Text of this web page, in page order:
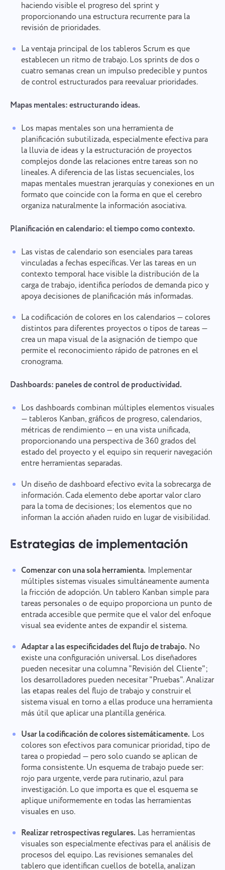
haciendo visible el progreso del sprint y
proporcionando una estructura recurrente para la
revisión de prioridades.
La ventaja principal de los tableros Scrum es que
establecen un ritmo de trabajo. Los sprints de dos o
cuatro semanas crean un impulso predecible y puntos
de control estructurados para reevaluar prioridades.
Mapas mentales: estructurando ideas.
Los mapas mentales son una herramienta de
planificación subutilizada, especialmente efectiva para
la lluvia de ideas y la estructuración de proyectos
complejos donde las relaciones entre tareas son no
lineales. A diferencia de las listas secuenciales, los
mapas mentales muestran jerarquías y conexiones en un
formato que coincide con la forma en que el cerebro
organiza naturalmente la información asociativa.
Planificación en calendario: el tiempo como contexto.
Las vistas de calendario son esenciales para tareas
vinculadas a fechas específicas. Ver las tareas en un
contexto temporal hace visible la distribución de la
carga de trabajo, identifica períodos de demanda pico y
apoya decisiones de planificación más informadas.
La codificación de colores en los calendarios — colores
distintos para diferentes proyectos o tipos de tareas —
crea un mapa visual de la asignación de tiempo que
permite el reconocimiento rápido de patrones en el
cronograma.
Dashboards: paneles de control de productividad.
Los dashboards combinan múltiples elementos visuales
— tableros Kanban, gráficos de progreso, calendarios,
métricas de rendimiento — en una vista unificada,
proporcionando una perspectiva de 360 grados del
estado del proyecto y el equipo sin requerir navegación
entre herramientas separadas.
Un diseño de dashboard efectivo evita la sobrecarga de
información. Cada elemento debe aportar valor claro
para la toma de decisiones; los elementos que no
informan la acción añaden ruido en lugar de visibilidad.
Estrategias de implementación
Comenzar con una sola herramienta. Implementar
múltiples sistemas visuales simultáneamente aumenta
la fricción de adopción. Un tablero Kanban simple para
tareas personales o de equipo proporciona un punto de
entrada accesible que permite que el valor del enfoque
visual sea evidente antes de expandir el sistema.
Adaptar a las especificidades del flujo de trabajo. No
existe una configuración universal. Los diseñadores
pueden necesitar una columna "Revisión del Cliente";
los desarrolladores pueden necesitar "Pruebas". Analizar
las etapas reales del flujo de trabajo y construir el
sistema visual en torno a ellas produce una herramienta
más útil que aplicar una plantilla genérica.
Usar la codificación de colores sistemáticamente. Los
colores son efectivos para comunicar prioridad, tipo de
tarea o propiedad — pero solo cuando se aplican de
forma consistente. Un esquema de trabajo puede ser:
rojo para urgente, verde para rutinario, azul para
investigación. Lo que importa es que el esquema se
aplique uniformemente en todas las herramientas
visuales en uso.
Realizar retrospectivas regulares. Las herramientas
visuales son especialmente efectivas para el análisis de
procesos del equipo. Las revisiones semanales del
tablero que identifican cuellos de botella, analizan
Informar de un error de
traducción
Contacta con nosotros
Informar de un error
Por favor, describe detalladamente el problema
que has encontrado, proporcionando información
Sugerir tu función